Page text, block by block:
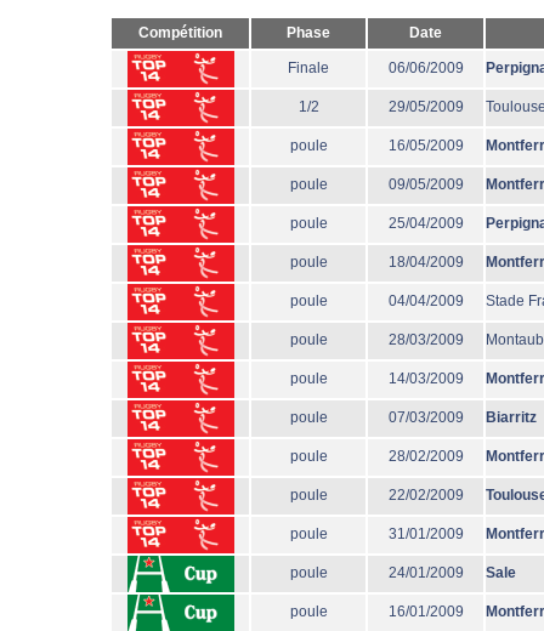
Compétition Phase Date
Finale 06/06/2009
1/2 29/05/2009
poule 16/05/2009
poule 09/05/2009
poule 25/04/2009
poule 18/04/2009
poule 04/04/2009 Stade
poule 28/03/2009
poule 14/03/2009
poule 07/03/2009 Biarritz
poule 28/02/2009
poule 22/02/2009
poule 31/01/2009
poule 24/01/2009 Sale
poule 16/01/2009